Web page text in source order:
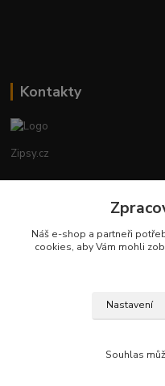
Kontakty
Zipsy.cz
obchod@zipsy.cz
Náš e-shop a partneři
cookies, aby Vám mohli
Nastavení
Souhlas